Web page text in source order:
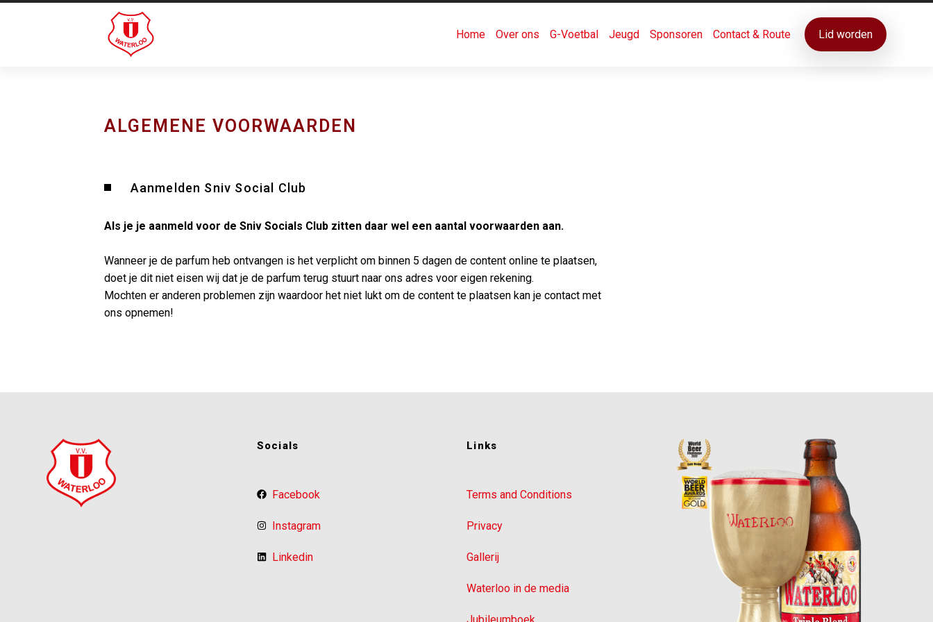
Home Over ons G-Voetbal Jeugd Sponsoren Contact & Route Lid worden
ALGEMENE VOORWAARDEN
Aanmelden Sniv Social Club
Als je je aanmeld voor de Sniv Socials Club zitten daar wel een aantal voorwaarden aan.
Wanneer je de parfum heb ontvangen is het verplicht om binnen 5 dagen de content online te plaatsen,
doet je dit niet eisen wij dat je de parfum terug stuurt naar ons adres voor eigen rekening.
Mochten er anderen problemen zijn waardoor het niet lukt om de content te plaatsen kan je contact met
ons opnemen!
Socials
Facebook
Instagram
Linkedin
Links
Terms and Conditions
Privacy
Gallerij
Waterloo in de media